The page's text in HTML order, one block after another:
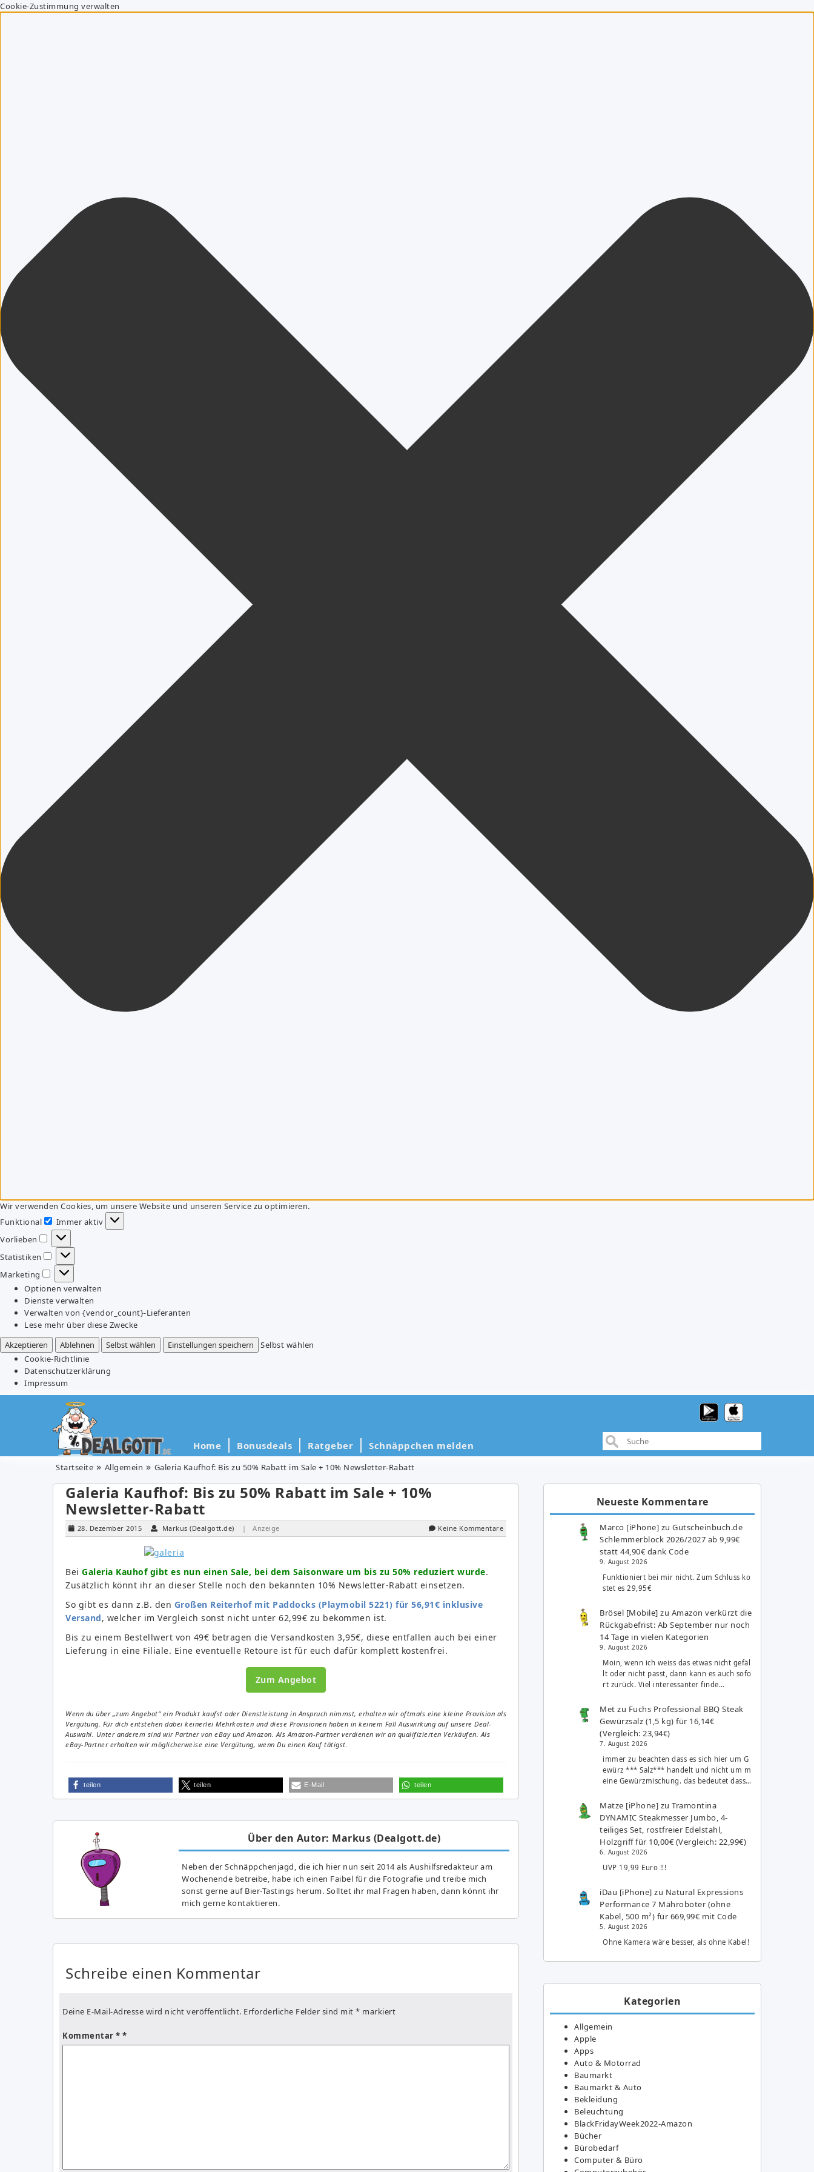
Cookie-Zustimmung verwalten
Wir verwenden Cookies, um unsere Website und unseren Service zu optimieren.
Funktional
Funktional
Immer aktiv
Vorlieben
Vorlieben
Statistiken
Statistiken
Marketing
Marketing
Optionen verwalten
Dienste verwalten
Verwalten von {vendor_count}-Lieferanten
Lese mehr über diese Zwecke
Akzeptieren
Ablehnen Selbst wählen Einstellungen speichern
Selbst wählen
Cookie-Richtlinie
Datenschutzerklärung
Impressum
Home Bonusdeals Ratgeber Schnäppchen melden
Startseite Allgemein Galeria Kaufhof: Bis zu 50% Rabatt im Sale + 10% Newsletter-Rabatt
Galeria Kaufhof: Bis zu 50% Rabatt im Sale + 10%
Newsletter-Rabatt
28. Dezember 2015 Markus (Dealgott.de) | Anzeige Keine Kommentare
Bei Galeria Kauhof gibt es nun einen Sale, bei dem Saisonware um bis zu 50% reduziert wurde.
Zusätzlich könnt ihr an dieser Stelle noch den bekannten 10% Newsletter-Rabatt einsetzen.
So gibt es dann z.B. den Großen Reiterhof mit Paddocks (Playmobil 5221) für 56,91€ inklusive
Versand, welcher im Vergleich sonst nicht unter 62,99€ zu bekommen ist.
Bis zu einem Bestellwert von 49€ betragen die Versandkosten 3,95€, diese entfallen auch bei einer
Lieferung in eine Filiale. Eine eventuelle Retoure ist für euch dafür komplett kostenfrei.
Zum Angebot
Wenn du über „zum Angebot“ ein Produkt kaufst oder Dienstleistung in Anspruch nimmst, erhalten wir oftmals eine kleine Provision als
Vergütung. Für dich entstehen dabei keinerlei Mehrkosten und diese Provisionen haben in keinem Fall Auswirkung auf unsere Deal-
Auswahl. Unter anderem sind wir Partner von eBay und Amazon. Als Amazon-Partner verdienen wir an qualifizierten Verkäufen. Als
eBay-Partner erhalten wir möglicherweise eine Vergütung, wenn Du einen Kauf tätigst.
teilen teilen E-Mail teilen
Über den Autor: Markus (Dealgott.de)
Neben der Schnäppchenjagd, die ich hier nun seit 2014 als Aushilfsredakteur am
Wochenende betreibe, habe ich einen Faibel für die Fotografie und treibe mich
sonst gerne auf Bier-Tastings herum. Solltet ihr mal Fragen haben, dann könnt ihr
mich gerne kontaktieren.
Schreibe einen Kommentar
Deine E-Mail-Adresse wird nicht veröffentlicht. Erforderliche Felder sind mit * markiert
Kommentar *
Neueste Kommentare
Marco [iPhone] zuGutscheinbuch.de
Schlemmerblock 2026/2027 ab 9,99€
statt 44,90€ dank Code
9. August 2026
Funktioniert bei mir nicht. Zum Schluss ko
stet es 29,95€
Brösel [Mobile] zu Amazon verkürzt die
Rückgabefrist: Ab September nur noch
14 Tage in vielen Kategorien
9. August 2026
Moin, wenn ich weiss das etwas nicht gefäl
lt oder nicht passt, dann kann es auch sofo
rt zurück. Viel interessanter finde…
Met zu Fuchs Professional BBQ Steak
Gewürzsalz (1,5 kg) für 16,14€
(Vergleich: 23,94€)
7. August 2026
immer zu beachten dass es sich hier um G
ewürz *** Salz*** handelt und nicht um m
eine Gewürzmischung. das bedeutet dass…
Matze [iPhone] zuTramontina
DYNAMIC Steakmesser Jumbo, 4-
teiliges Set, rostfreier Edelstahl,
Holzgriff für 10,00€ (Vergleich: 22,99€)
6. August 2026
UVP 19,99 Euro !!!
iDau [iPhone] zu Natural Expressions
Performance 7 Mähroboter (ohne
Kabel, 500 m²) für 669,99€ mit Code
5. August 2026
Ohne Kamera wäre besser, als ohne Kabel!
Kategorien
Allgemein
Apple
Apps
Auto & Motorrad
Baumarkt
Baumarkt & Auto
Bekleidung
Beleuchtung
BlackFridayWeek2022-Amazon
Bücher
Bürobedarf
Computer & Büro